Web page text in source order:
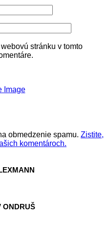
stránku v tomto
Image
obmedzenie spamu. Zistite,
komentároch.
ONDRUŠ